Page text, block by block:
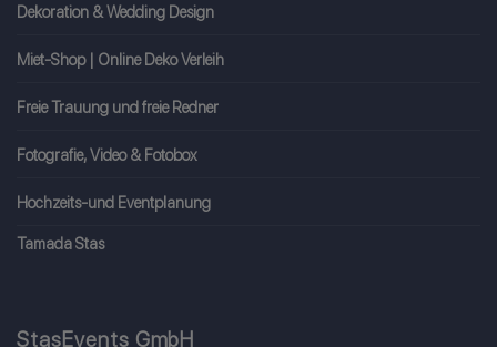
Dekoration & Wedding Design
Miet-Shop | Online Deko Verleih
Freie Trauung und freie Redner
Fotografie, Video & Fotobox
Hochzeits-und Eventplanung
Tamada Stas
StasEvents GmbH